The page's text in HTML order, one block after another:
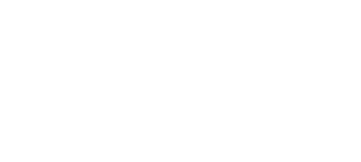
させていただ
です。
ありません。
です。
ず変更すること
1000ppm以下、
貨物等」とい
可)を取得する